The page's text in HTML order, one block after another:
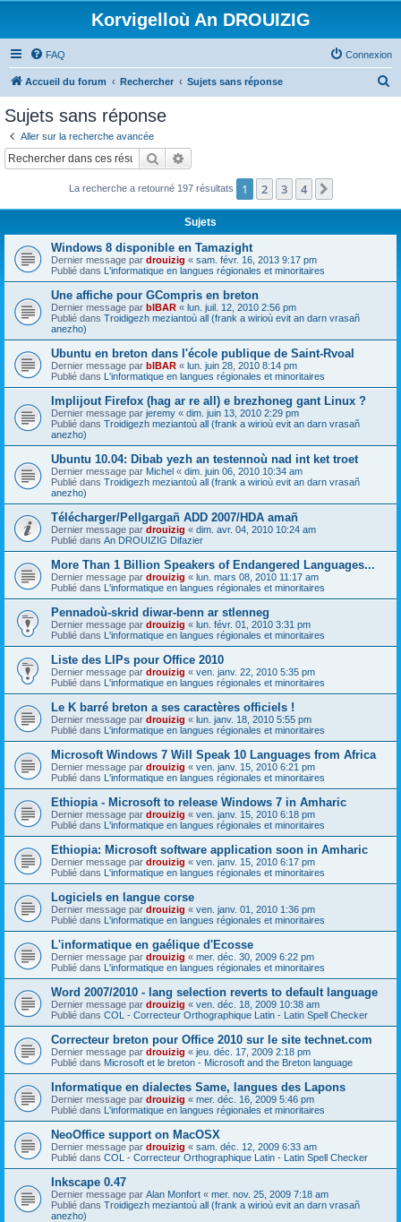
Korvigelloù An DROUIZIG
FAQ Connexion
Accueil du forum Rechercher Sujets sans réponse
c
Sujets sans réponse
Aller sur la recherche avancée
Rechercher
La recherche a retourné 197 résultats 1 2 3 4
Sujets
Windows 8 disponible en Tamazight
Dernier message par drouizig « sam. févr. 16, 2013 9:17 pm
Publié dans L'informatique en langues régionales et minoritaires
Une affiche pour GCompris en breton
Dernier message par bIBAR « lun. juil. 12, 2010 2:56 pm
Publié dans Troidigezh meziantoù all (frank a wirioù evit an darn vrasañ
anezho)
Ubuntu en breton dans l'école publique de Saint-Rvoal
Dernier message par bIBAR « lun. juin 28, 2010 8:14 pm
Publié dans L'informatique en langues régionales et minoritaires
Implijout Firefox (hag ar re all) e brezhoneg gant Linux ?
Dernier message par jeremy « dim. juin 13, 2010 2:29 pm
Publié dans Troidigezh meziantoù all (frank a wirioù evit an darn vrasañ
anezho)
Ubuntu 10.04: Dibab yezh an testennoù nad int ket troet
Dernier message par Michel « dim. juin 06, 2010 10:34 am
Publié dans Troidigezh meziantoù all (frank a wirioù evit an darn vrasañ
anezho)
Télécharger/Pellgargañ ADD 2007/HDA amañ
Dernier message par drouizig « dim. avr. 04, 2010 10:24 am
Publié dans An DROUIZIG Difazier
More Than 1 Billion Speakers of Endangered Languages...
Dernier message par drouizig « lun. mars 08, 2010 11:17 am
Publié dans L'informatique en langues régionales et minoritaires
Pennadoù-skrid diwar-benn ar stlenneg
Dernier message par drouizig « lun. févr. 01, 2010 3:31 pm
Publié dans L'informatique en langues régionales et minoritaires
Liste des LIPs pour Office 2010
Dernier message par drouizig « ven. janv. 22, 2010 5:35 pm
Publié dans L'informatique en langues régionales et minoritaires
Le K barré breton a ses caractères officiels !
Dernier message par drouizig « lun. janv. 18, 2010 5:55 pm
Publié dans L'informatique en langues régionales et minoritaires
Microsoft Windows 7 Will Speak 10 Languages from Africa
Dernier message par drouizig « ven. janv. 15, 2010 6:21 pm
Publié dans L'informatique en langues régionales et minoritaires
Ethiopia - Microsoft to release Windows 7 in Amharic
Dernier message par drouizig « ven. janv. 15, 2010 6:18 pm
Publié dans L'informatique en langues régionales et minoritaires
Ethiopia: Microsoft software application soon in Amharic
Dernier message par drouizig « ven. janv. 15, 2010 6:17 pm
Publié dans L'informatique en langues régionales et minoritaires
Logiciels en langue corse
Dernier message par drouizig « ven. janv. 01, 2010 1:36 pm
Publié dans L'informatique en langues régionales et minoritaires
L'informatique en gaélique d'Ecosse
Dernier message par drouizig « mer. déc. 30, 2009 6:22 pm
Publié dans L'informatique en langues régionales et minoritaires
Word 2007/2010 - lang selection reverts to default language
Dernier message par drouizig « ven. déc. 18, 2009 10:38 am
Publié dans COL - Correcteur Orthographique Latin - Latin Spell Checker
Correcteur breton pour Office 2010 sur le site technet.com
Dernier message par drouizig « jeu. déc. 17, 2009 2:18 pm
Publié dans Microsoft et le breton - Microsoft and the Breton language
Informatique en dialectes Same, langues des Lapons
Dernier message par drouizig « mer. déc. 16, 2009 5:46 pm
Publié dans L'informatique en langues régionales et minoritaires
NeoOffice support on MacOSX
Dernier message par drouizig « sam. déc. 12, 2009 6:33 am
Publié dans COL - Correcteur Orthographique Latin - Latin Spell Checker
Inkscape 0.47
Dernier message par Alan Monfort « mer. nov. 25, 2009 7:18 am
Publié dans Troidigezh meziantoù all (frank a wirioù evit an darn vrasañ
anezho)